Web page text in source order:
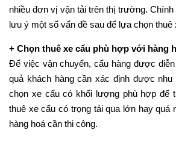
nhiều đơn vị vận tải trên thị trường.
lưu ý một số vấn đề sau để lựa chọn
+ Chọn thuê xe cẩu phù hợp với hàng
Để việc vận chuyển, cẩu hàng được
quả khách hàng cần xác định được
chọn xe cẩu có khối lượng phù hợp để
thuê xe cẩu có trọng tải qua lớn hay quá
hàng hoá cần thi công.